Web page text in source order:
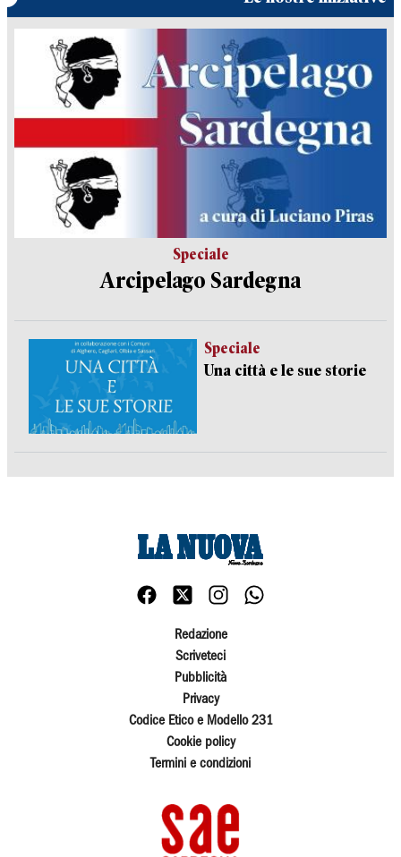
Speciale
Arcipelago Sardegna
Speciale
Una città e le sue storie
Redazione
Scriveteci
Pubblicità
Privacy
Codice Etico e Modello 231
Cookie policy
Termini e condizioni